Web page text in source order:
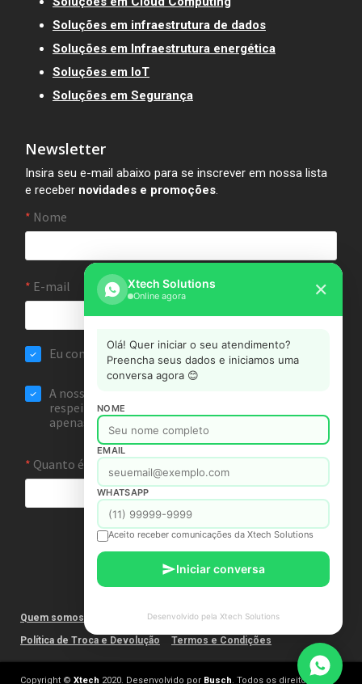
Soluções em infraestrutura de dados
Soluções em Infraestrutura energética
Soluções em IoT
Soluções em Segurança
Newsletter
Insira seu e-mail abaixo para se inscrever em nossa lista
e receber novidades e promoções.
Quem somos Fale Conosco
Política de Privacidade
Política de Troca e Devolução
Termos e Condições
Copyright © Xtech 2020. Desenvolvido por Busch. Todos os direitos
Xtech Solutions
Online agora ✕
Olá! Quer iniciar o seu atendimento?
Preencha seus dados e iniciamos uma
conversa agora 😊
NOME
EMAIL
WHATSAPP
Aceito receber comunicações da Xtech Solutions
Iniciar conversa
Desenvolvido pela Xtech Solutions